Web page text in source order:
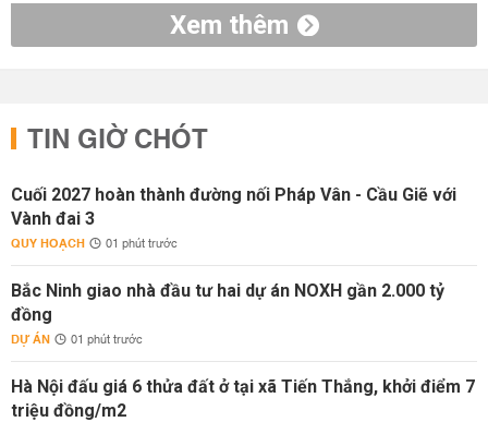
Xem thêm
TIN GIỜ CHÓT
Cuối 2027 hoàn thành đường nối Pháp Vân - Cầu Giẽ với
Vành đai 3
QUY HOẠCH 01 phút trước
Bắc Ninh giao nhà đầu tư hai dự án NOXH gần 2.000 tỷ
đồng
DỰ ÁN 01 phút trước
Hà Nội đấu giá 6 thửa đất ở tại xã Tiến Thắng, khởi điểm 7
triệu đồng/m2